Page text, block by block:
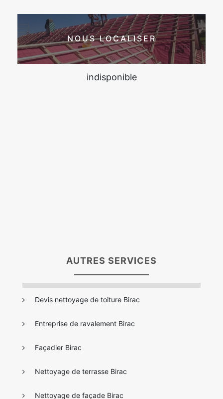
NOUS LOCALISER
indisponible
AUTRES SERVICES
Devis nettoyage de toiture Birac
Entreprise de ravalement Birac
Façadier Birac
Nettoyage de terrasse Birac
Nettoyage de façade Birac